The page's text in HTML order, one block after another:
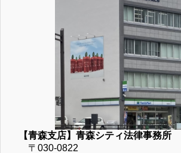
【青森支店】青森シティ法律事務所
〒030-0822